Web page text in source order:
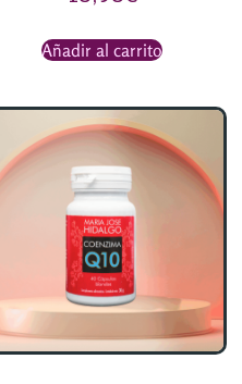
Añadir al carrito